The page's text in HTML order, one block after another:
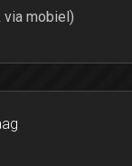
via mobiel)